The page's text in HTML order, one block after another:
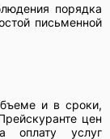
порядка
письменной
и в сроки,
цен
оплату услуг